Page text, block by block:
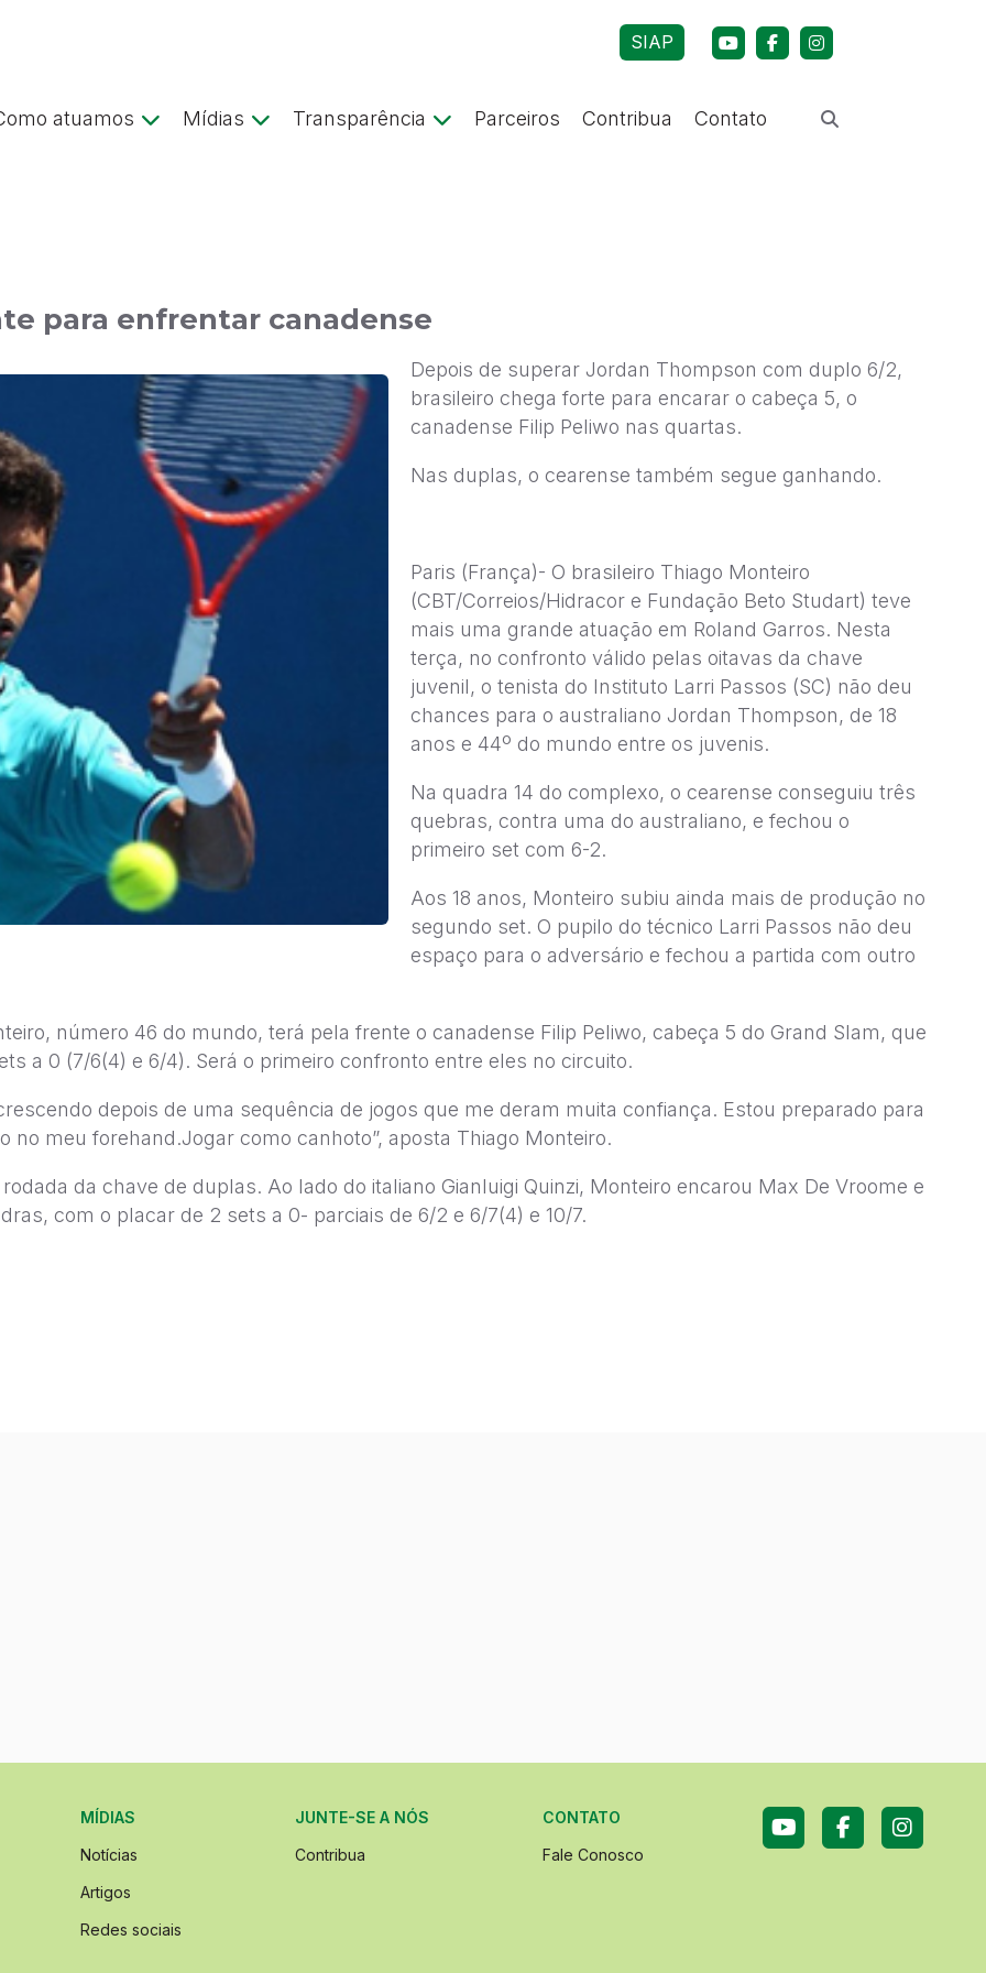
SIAP
atuamos Mídias Transparência Parceiros Contribua Contato
para enfrentar canadense
Depois de superar Jordan Thompson com duplo 6/2,
brasileiro chega forte para encarar o cabeça 5, o
canadense Filip Peliwo nas quartas.
Nas duplas, o cearense também segue ganhando.
Paris (França)- O brasileiro Thiago Monteiro
(CBT/Correios/Hidracor e Fundação Beto Studart) teve
mais uma grande atuação em Roland Garros. Nesta
terça, no confronto válido pelas oitavas da chave
juvenil, o tenista do Instituto Larri Passos (SC) não deu
chances para o australiano Jordan Thompson, de 18
anos e 44º do mundo entre os juvenis.
Na quadra 14 do complexo, o cearense conseguiu três
quebras, contra uma do australiano, e fechou o
primeiro set com 6-2.
Aos 18 anos, Monteiro subiu ainda mais de produção no
segundo set. O pupilo do técnico Larri Passos não deu
espaço para o adversário e fechou a partida com outro
número 46 do mundo, terá pela frente o canadense Filip Peliwo, cabeça 5 do Grand Slam, que
a 0 (7/6(4) e 6/4). Será o primeiro confronto entre eles no circuito.
depois de uma sequência de jogos que me deram muita confiança. Estou preparado para
meu forehand.Jogar como canhoto”, aposta Thiago Monteiro.
da chave de duplas. Ao lado do italiano Gianluigi Quinzi, Monteiro encarou Max De Vroome e
com o placar de 2 sets a 0- parciais de 6/2 e 6/7(4) e 10/7.
MÍDIAS
Notícias
Artigos
Redes sociais
JUNTE-SE A NÓS
Contribua
CONTATO
Fale Conosco